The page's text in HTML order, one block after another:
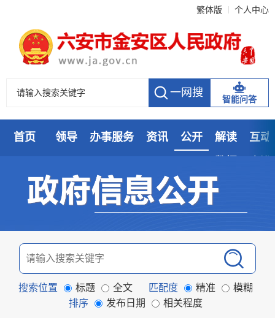
繁体版 个人中心
智能问答
首页 领导 办事服务 资讯 公开 解读
互动
搜索位置 标题 全文 匹配度 精准
模糊
排序
发布日期 相关程度